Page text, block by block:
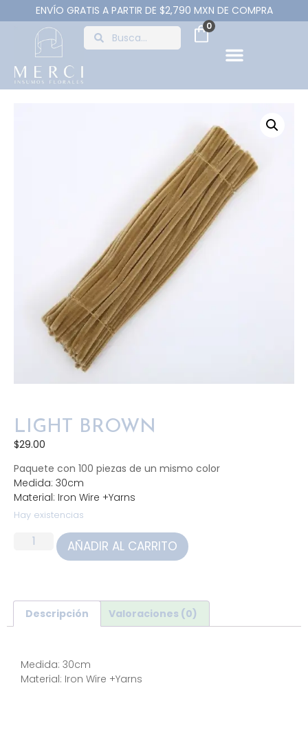
ENVÍO GRATIS A PARTIR DE $2,790 MXN DE COMPRA
0
LIGHT BROWN
$29.00
Paquete con 100 piezas de un mismo color
Medida: 30cm
Material: Iron Wire +Yarns
Hay existencias
AÑADIR AL CARRITO
Descripción Valoraciones (0)
Medida: 30cm
Material: Iron Wire +Yarns